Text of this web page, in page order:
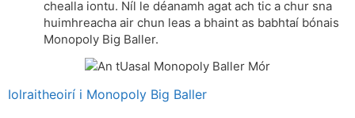
chealla iontu. Níl le déanamh agat ach tic a chur sna
huimhreacha air chun leas a bhaint as babhtaí bónais
Monopoly Big Baller.
Iolraitheoirí i Monopoly Big Baller